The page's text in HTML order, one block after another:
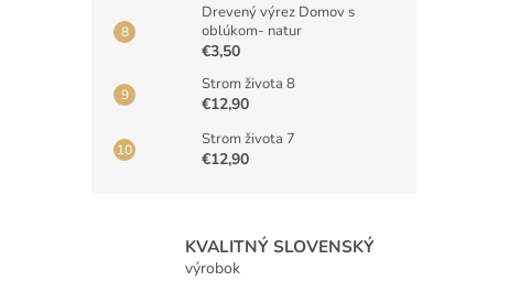
Drevený výrez Domov s
oblúkom- natur
€3,50
Strom života 8
€12,90
Strom života 7
€12,90
KVALITNÝ SLOVENSKÝ
výrobok